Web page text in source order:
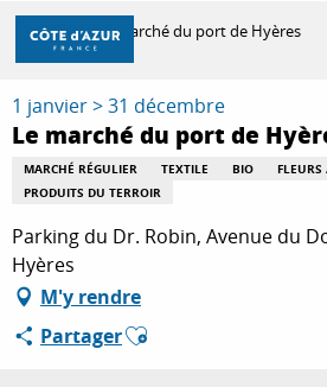
Aller
contenu
principal
DÉCOUVRIR
À FAIRE
SÉJOURNER
Accueil Le marché du port de Hyères
1 janvier > 31 décembre
Le marché du port de
MARCHÉ RÉGULIER TEXTILE BIO
PRODUITS DU TERROIR
Parking du Dr. Robin, Avenue du
Hyères
M'y rendre
PartagerAjouter aux favoris